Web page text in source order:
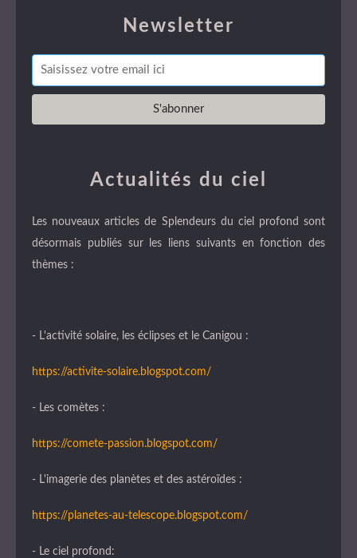
Newsletter
Actualités du ciel
Les nouveaux articles de Splendeurs du ciel profond sont
désormais publiés sur les liens suivants en fonction des
thèmes :
- L'activité solaire, les éclipses et le Canigou :
https://activite-solaire.blogspot.com/
- Les comètes :
https://comete-passion.blogspot.com/
- L'imagerie des planètes et des astéroïdes :
https://planetes-au-telescope.blogspot.com/
- Le ciel profond: